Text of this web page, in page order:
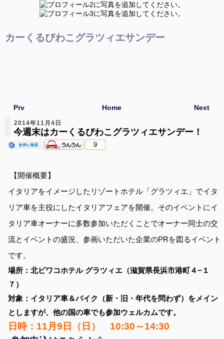
カーくるびわこグラツィエサンデー
Next
Prv Home
2014年11月4日
今週末はカーくるびわこグラツィエサンデー！
9
【開催概要】
イタリアをイメージしたリゾートホテル「グラツィエ」でイタ
リア車を主役にしたイタリアフェアを開催。そのイベントにイ
タリア車オーナーに多数参加いただくことでオーナー同士の交
流とイベントの盛況、参画いただいた企業のPRを図るイベント
です。
場所：北ビワコホテル グラツィエ（滋賀県長浜市港町４−１
７）
対象：イタリア車＆バイク（新・旧・年代を問わず）をメイン
としますが、他の国の車でも参加ウェルカムです。
日時：11月9日（日） 10:30～14:30